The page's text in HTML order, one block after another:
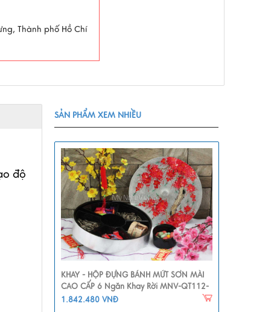
Thành phố Hồ Chí
độ
SẢN PHẨM XEM NHIỀU
KHAY - HỘP ĐỰNG BÁNH MỨT SƠN MÀI
CAO CẤP 6 Ngăn Khay Rời MNV-QT112-
1
1.842.480 VNĐ